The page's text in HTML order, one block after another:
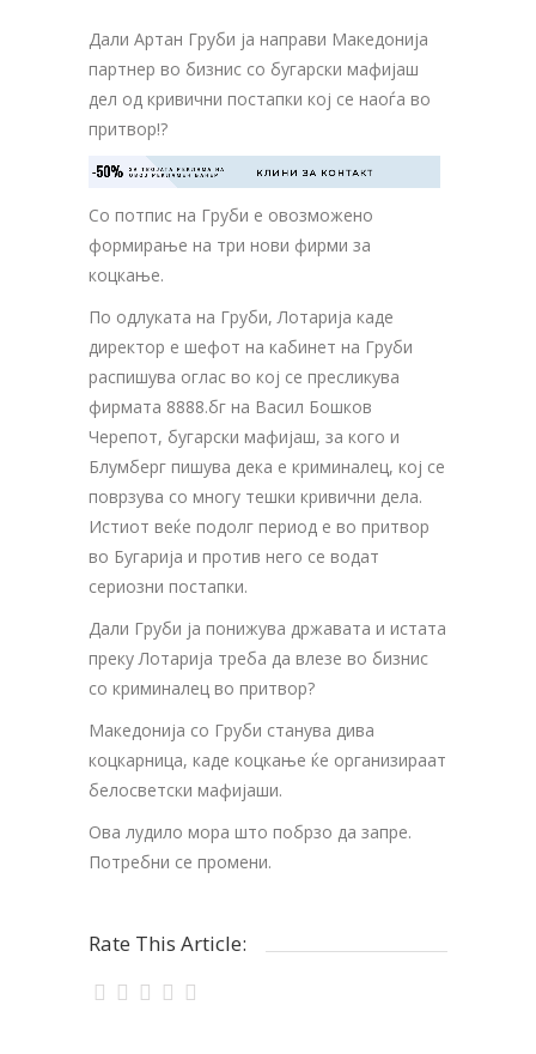
Дали Артан Груби ја направи Македонија
партнер во бизнис со бугарски мафијаш
дел од кривични постапки кој се наоѓа во
притвор!?
-50% ЗА ТВОЈАТА РЕКЛАМА НА
ОВОЈ РЕКЛАМЕН БАНЕР КЛИНИ ЗА КОНТАКТ
Со потпис на Груби е овозможено
формирање на три нови фирми за
коцкање.
По одлуката на Груби, Лотарија каде
директор е шефот на кабинет на Груби
распишува оглас во кој се пресликува
фирмата 8888.бг на Васил Бошков
Черепот, бугарски мафијаш, за кого и
Блумберг пишува дека е криминалец, кој се
поврзува со многу тешки кривични дела.
Истиот веќе подолг период е во притвор
во Бугарија и против него се водат
сериозни постапки.
Дали Груби ја понижува државата и истата
преку Лотарија треба да влезе во бизнис
со криминалец во притвор?
Македонија со Груби станува дива
коцкарница, каде коцкање ќе организираат
белосветски мафијаши.
Ова лудило мора што побрзо да запре.
Потребни се промени.
Rate This Article: